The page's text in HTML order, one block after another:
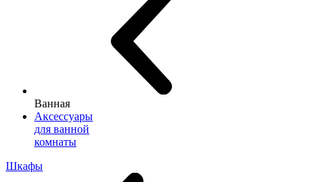
Ванная
Аксессуары
для ванной
комнаты
Шкафы